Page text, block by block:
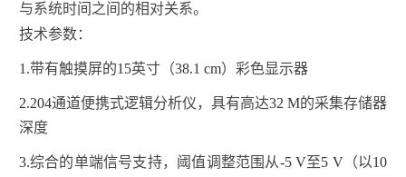
与系统时间之间的相对关系。
技术参数：
1.带有触摸屏的15英寸（38.1 cm）彩色显示器
2.204通道便携式逻辑分析仪，具有高达32 M的采集存储器
深度
3.综合的单端信号支持，阈值调整范围从-5 V至5 V（以10